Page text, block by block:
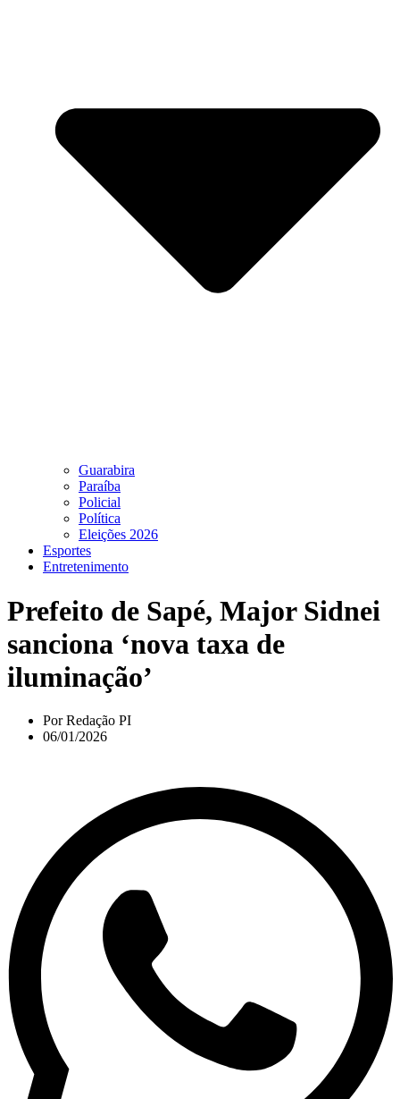
Guarabira
Paraíba
Policial
Política
Eleições 2026
Esportes
Entretenimento
Prefeito de Sapé, Major Sidnei
sanciona ‘nova taxa de
iluminação’
PorRedação PI
06/01/2026